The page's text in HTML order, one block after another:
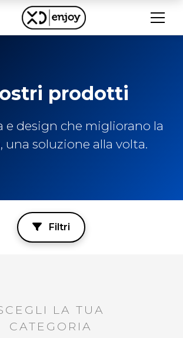
prodotti
e design che migliorano la
una soluzione alla volta.
Filtri
LA TUA
CATEGORIA